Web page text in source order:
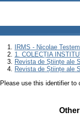
IRMS - Nicolae
1. COLECȚIA
Revista de Științe ale
Revista de Științe ale
Please use this identifier to